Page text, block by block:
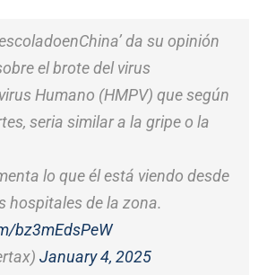
da su opinión
el brote del virus
Humano (HMPV) que según
seria similar a la gripe o la
lo que él está viendo desde
hospitales de la zona.
bz3mEdsPeW
January 4, 2025